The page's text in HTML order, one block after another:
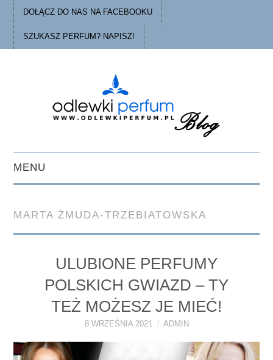
DOŁĄCZ DO NAS NA FACEBOOKU
SZUKASZ PERFUM? NAPISZ!
MENU
O ODLEWKACH
PERFUMY FAQ
A TO CIEKAWE!
SKLEP
MARTA ŻMUDA-TRZEBIATOWSKA
ULUBIONE PERFUMY
POLSKICH GWIAZD – TY
TEŻ MOŻESZ JE MIEĆ!
8 WRZEŚNIA 2021 ADMIN